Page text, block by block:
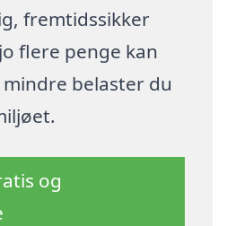
fremtidssikker
flere penge kan
belaster du
og